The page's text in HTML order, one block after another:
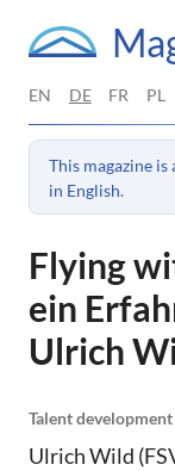
EN DE FR PL
This magazine is
in English.
Flying
ein
Ulrich
Talent development
Ulrich Wild